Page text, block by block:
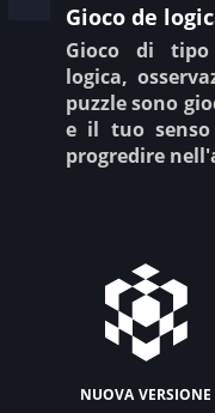
Gioco de
Gioco di tipo
logica,
puzzle sono
e il tuo
progredire
nuova versione